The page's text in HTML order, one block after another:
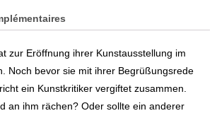
zur Eröffnung ihrer Kunstausstellung im
Noch bevor sie mit ihrer Begrüßungsrede
ein Kunstkritiker vergiftet zusammen.
an ihm rächen? Oder sollte ein anderer